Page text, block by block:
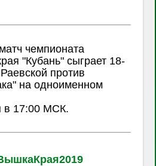
чемпионата
"Кубань" сыграет 18-
против
на одноименном
в 17:00 МСК.